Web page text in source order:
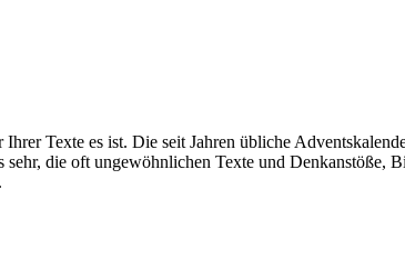
Texte es ist. Die seit Jahren übliche
sehr, die oft ungewöhnlichen Texte und Denkanstöße,